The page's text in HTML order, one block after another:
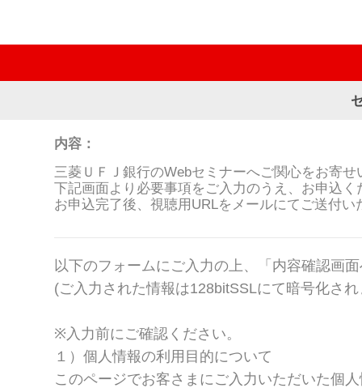
内容：
三菱ＵＦＪ銀行のWebセミナーへご関心をお寄
下記画面より必要事項をご入力のうえ、お申込く
お申込完了後、視聴用URLをメールにてご送付い
以下のフォームにご入力の上、「内容確認画
(ご入力された情報は128bitSSLにて暗号化さ
※入力前にご確認ください。
１）個人情報の利用目的について
このページでお客さまにご入力いただいた個